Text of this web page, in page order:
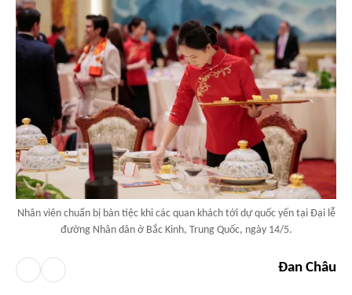
Nhân viên chuẩn bị bàn tiệc khi các quan khách tới dự quốc yến tại Đại lễ
đường Nhân dân ở Bắc Kinh, Trung Quốc, ngày 14/5.
Đan Châu